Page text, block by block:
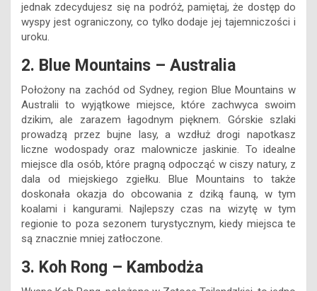
jednak zdecydujesz się na podróż, pamiętaj, że dostęp do
wyspy jest ograniczony, co tylko dodaje jej tajemniczości i
uroku.
2. Blue Mountains – Australia
Położony na zachód od Sydney, region Blue Mountains w
Australii to wyjątkowe miejsce, które zachwyca swoim
dzikim, ale zarazem łagodnym pięknem. Górskie szlaki
prowadzą przez bujne lasy, a wzdłuż drogi napotkasz
liczne wodospady oraz malownicze jaskinie. To idealne
miejsce dla osób, które pragną odpocząć w ciszy natury, z
dala od miejskiego zgiełku. Blue Mountains to także
doskonała okazja do obcowania z dziką fauną, w tym
koalami i kangurami. Najlepszy czas na wizytę w tym
regionie to poza sezonem turystycznym, kiedy miejsca te
są znacznie mniej zatłoczone.
3. Koh Rong – Kambodża